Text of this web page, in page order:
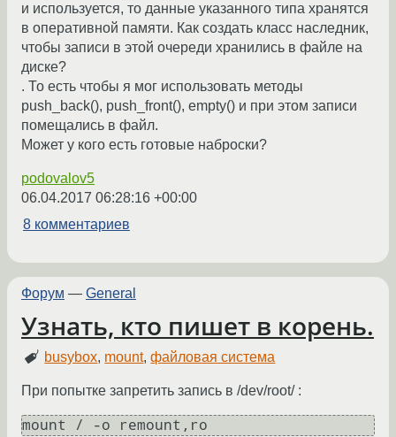
и используется, то данные указанного типа хранятся
в оперативной памяти. Как создать класс наследник,
чтобы записи в этой очереди хранились в файле на
диске?
. То есть чтобы я мог использовать методы
push_back(), push_front(), empty() и при этом записи
помещались в файл.
Может у кого есть готовые наброски?
podovalov5
06.04.2017 06:28:16 +00:00
8 комментариев
Форум — General
Узнать, кто пишет в корень.
busybox, mount,файловая система
При попытке запретить запись в /dev/root/ :